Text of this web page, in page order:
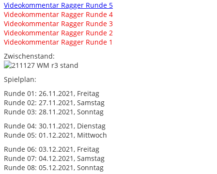
Videokommentar Ragger Runde 5
Videokommentar Ragger Runde 4
Videokommentar Ragger Runde 3
Videokommentar Ragger Runde 2
Videokommentar Ragger Runde 1
Zwischenstand:
Spielplan:
Runde 01: 26.11.2021, Freitag
Runde 02: 27.11.2021, Samstag
Runde 03: 28.11.2021, Sonntag
Runde 04: 30.11.2021, Dienstag
Runde 05: 01.12.2021, Mittwoch
Runde 06: 03.12.2021, Freitag
Runde 07: 04.12.2021, Samstag
Runde 08: 05.12.2021, Sonntag